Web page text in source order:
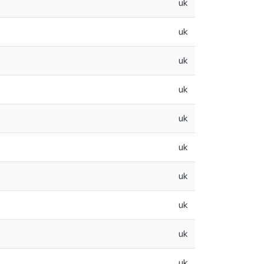
uk
uk
uk
uk
uk
uk
uk
uk
uk